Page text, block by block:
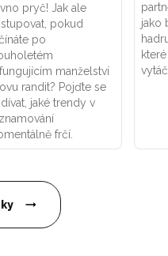
pryč! Jak ale
pokud
po
manželství
randit? Pojďte se
jaké trendy v
frčí.
jako